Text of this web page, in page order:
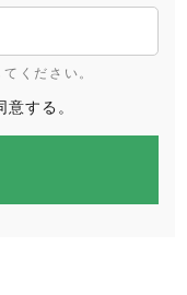
ください。
意する。